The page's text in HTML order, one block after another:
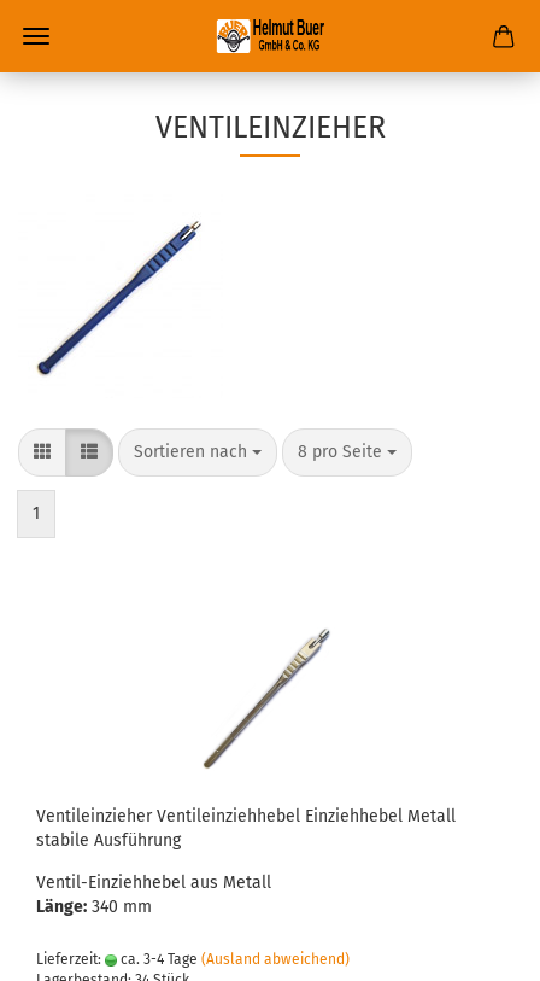
VENTILEINZIEHER
Sortieren nach 8 pro Seite
1
Ventileinzieher Ventileinziehhebel Einziehhebel Metall
stabile Ausführung
Ventil-Einziehhebel aus Metall
Länge: 340 mm
Lieferzeit: ca. 3-4 Tage (Ausland abweichend)